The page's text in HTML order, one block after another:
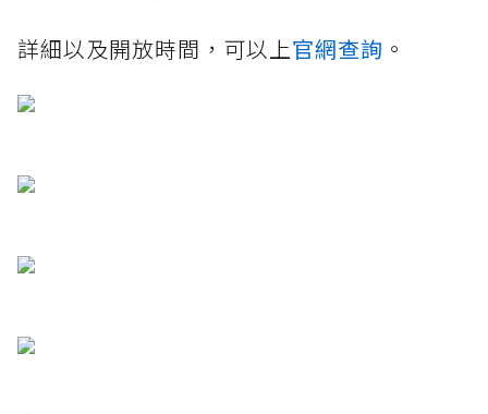
詳細以及開放時間，可以上官網查詢 。